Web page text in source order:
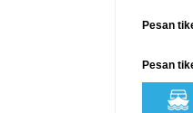
Pesan
Pesan